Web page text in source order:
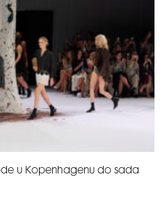
u Kopenhagenu do sada